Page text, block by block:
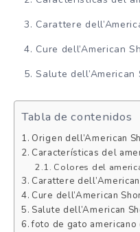
Carattere
Cure dell’American
Salute dell’American
Tabla de contenidos
Origen dell’American
Características del
Colores del
Carattere
Cure dell’American
Salute dell’American
foto de gato